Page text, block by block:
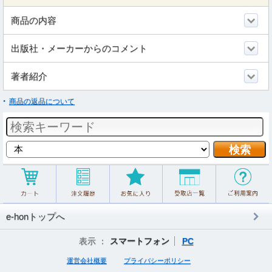
商品の内容
出版社・メーカーからのコメント
著者紹介
商品の返品について
e-honトップへ
表示 ： スマートフォン PC
運営会社概要 プライバシーポリシー